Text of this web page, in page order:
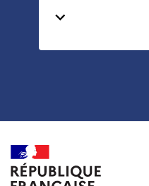
Temps de lecture